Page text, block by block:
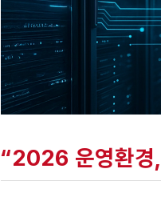
“2026 운영환경,